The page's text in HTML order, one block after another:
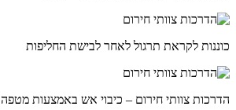
כוננות לקראת תרגול לאחר לבישת החליפות
הדרכות צוותי חירום – כיבוי אש באמצעות מטפה